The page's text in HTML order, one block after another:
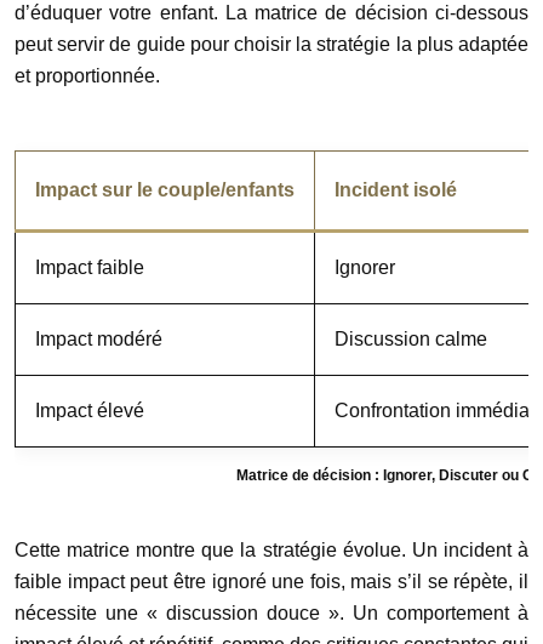
d’éduquer votre enfant. La matrice de décision ci-dessous
peut servir de guide pour choisir la stratégie la plus adaptée
et proportionnée.
Matrice de décision : Ignorer, Discuter ou
Impact sur le couple/enfants Incident isolé
Impact faible Ignorer
Impact modéré Discussion calme
Impact élevé Confrontation
Cette matrice montre que la stratégie évolue. Un incident à
faible impact peut être ignoré une fois, mais s’il se répète, il
nécessite une « discussion douce ». Un comportement à